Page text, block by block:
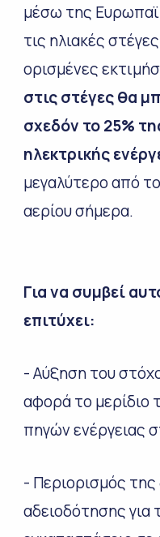
μέσω της
τις ηλιακές
ορισμένες
στις στέγες θα
σχεδόν το 25%
ηλεκτρικής
μεγαλύτερο από
αερίου σήμερα.
Για να συμβεί
επιτύχει:
- Αύξηση του
αφορά το
πηγών ενέργειας
- Περιορισμός της
αδειοδότησης για